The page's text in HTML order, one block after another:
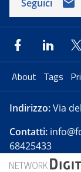
Seguici
About Tags
Indirizzo:Via
Contatti:
68425433